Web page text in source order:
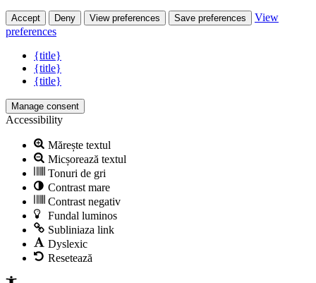
Accept Deny View preferences Save preferences
View
preferences
{title}
{title}
{title}
Manage consent
Accessibility
Mărește textul
Micșorează textul
Tonuri de gri
Contrast mare
Contrast negativ
Fundal luminos
Subliniaza link
Dyslexic
Resetează